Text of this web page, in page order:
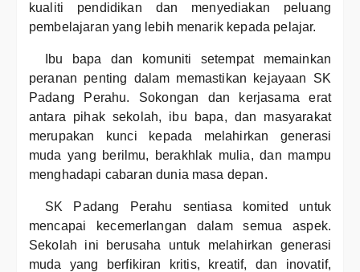
kualiti pendidikan dan menyediakan peluang
pembelajaran yang lebih menarik kepada pelajar.
Ibu bapa dan komuniti setempat memainkan
peranan penting dalam memastikan kejayaan SK
Padang Perahu. Sokongan dan kerjasama erat
antara pihak sekolah, ibu bapa, dan masyarakat
merupakan kunci kepada melahirkan generasi
muda yang berilmu, berakhlak mulia, dan mampu
menghadapi cabaran dunia masa depan.
SK Padang Perahu sentiasa komited untuk
mencapai kecemerlangan dalam semua aspek.
Sekolah ini berusaha untuk melahirkan generasi
muda yang berfikiran kritis, kreatif, dan inovatif,